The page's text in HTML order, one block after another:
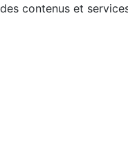
contenus et